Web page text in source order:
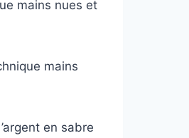
mains nues et
mains
en sabre